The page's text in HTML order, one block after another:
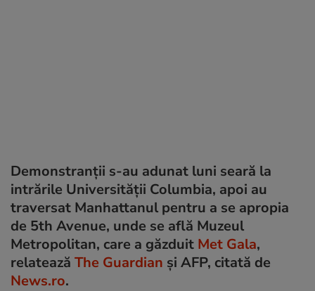
Demonstranții s-au adunat luni seară la
intrările Universității Columbia, apoi au
traversat Manhattanul pentru a se apropia
de 5th Avenue, unde se află Muzeul
Metropolitan, care a găzduit Met Gala,
relatează The Guardian și AFP, citată de
News.ro.